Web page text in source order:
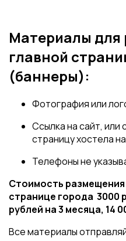
Материалы для
главной
(баннеры):
Фотография или
Ссылка на сайт, или
страницу хостела
Телефоны не
Стоимость размещения
странице города 3000
рублей на 3 месяца, 14
Все материалы